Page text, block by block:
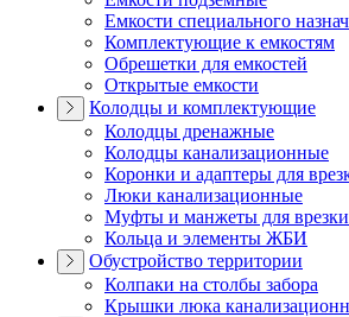
Емкости специального
Комплектующие к емкостям
Обрешетки для емкостей
Открытые емкости
Колодцы и комплектующие
Колодцы дренажные
Колодцы канализационные
Коронки и адаптеры для
Люки канализационные
Муфты и манжеты для врезки
Кольца и элементы ЖБИ
Обустройство территории
Колпаки на столбы забора
Крышки люка